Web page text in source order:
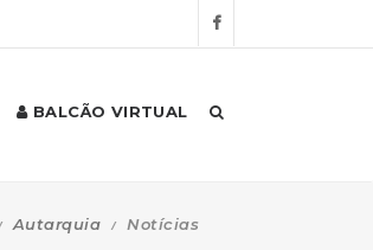
BALCÃO VIRTUAL
Autarquia Notícias